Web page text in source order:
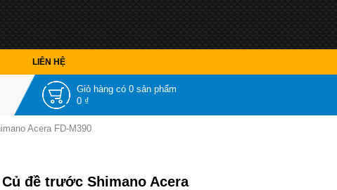
LIÊN HỆ
Giỏ hàng có 0 sản phẩm
0 ₫
Acera FD-M390
Củ đề trước Shimano Acera